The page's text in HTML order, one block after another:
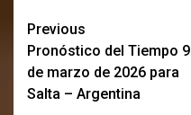
Post
navigation
Previous
Pronóstico del Tiempo 9
de marzo de 2026 para
Salta – Argentina